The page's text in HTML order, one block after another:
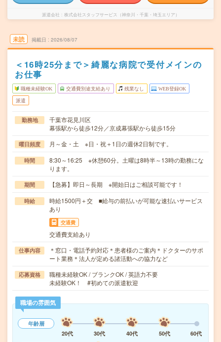
派遣会社 株式会社スタッフサービス（神奈川・千葉・埼玉エリア）
未読 掲載日 2026/08/07
＜16時25分まで＞綺麗な病院で受付メインの
お仕事
職種未経験OK 交通費別途支給あり 残業なし WEB登録OK
派遣
勤務地
千葉市花見川区
幕張駅から徒歩12分／京成幕張駅から徒歩15分
曜日頻度 月～金・土 ※日・祝＋1日の週休2日制です。
時間
8:30～16:25 ※休憩60分。土曜は8時半～13時の勤務にな
ります。
期間 【急募】即日～長期 ※開始日はご相談可能です！
時給
時給1500円＋交 ■給与の前払いが可能な速払いサービス
あり
交通費
交通費支給あり
仕事内容
＊窓口・電話予約対応＊患者様のご案内＊ドクターのサポ
ート業務＊法人が定める諸活動への協力など
応募資格
職種未経験OK / ブランクOK / 英語力不要
未経験OK！ #初めての派遣歓迎
職場の雰囲気
年齢層
20代
30代 40代 50代
60代